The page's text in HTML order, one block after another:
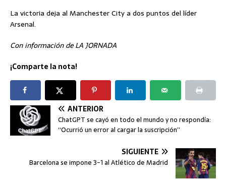
La victoria deja al Manchester City a dos puntos del líder
Arsenal.
Con información de LA JORNADA
¡Comparte la nota!
ANTERIOR
ChatGPT se cayó en todo el mundo y no respondía:
“Ocurrió un error al cargar la suscripción”
SIGUIENTE
Barcelona se impone 3-1 al Atlético de Madrid